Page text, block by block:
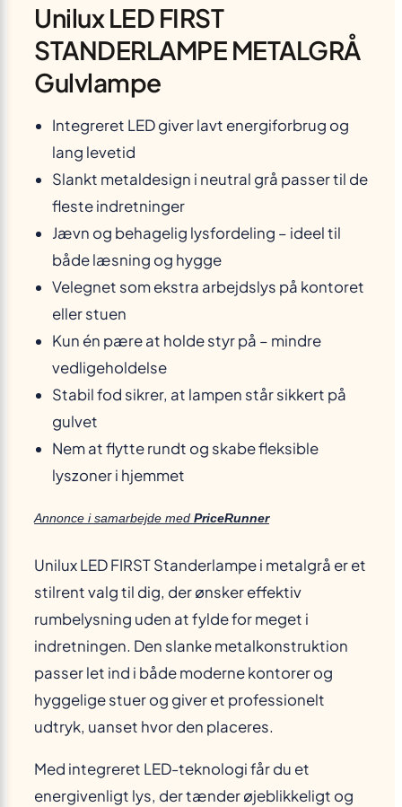
Unilux LED FIRST
STANDERLAMPE METALGRÅ
Gulvlampe
Integreret LED giver lavt energiforbrug og
lang levetid
Slankt metaldesign i neutral grå passer til de
fleste indretninger
Jævn og behagelig lysfordeling – ideel til
både læsning og hygge
Velegnet som ekstra arbejdslys på kontoret
eller stuen
Kun én pære at holde styr på – mindre
vedligeholdelse
Stabil fod sikrer, at lampen står sikkert på
gulvet
Nem at flytte rundt og skabe fleksible
lyszoner i hjemmet
Annonce i samarbejde med PriceRunner
Unilux LED FIRST Standerlampe i metalgrå er et
stilrent valg til dig, der ønsker effektiv
rumbelysning uden at fylde for meget i
indretningen. Den slanke metal­konstruktion
passer let ind i både moderne kontorer og
hyggelige stuer og giver et professionelt
udtryk, uanset hvor den placeres.
Med integreret LED-teknologi får du et
energivenligt lys, der tænder øjeblikkeligt og